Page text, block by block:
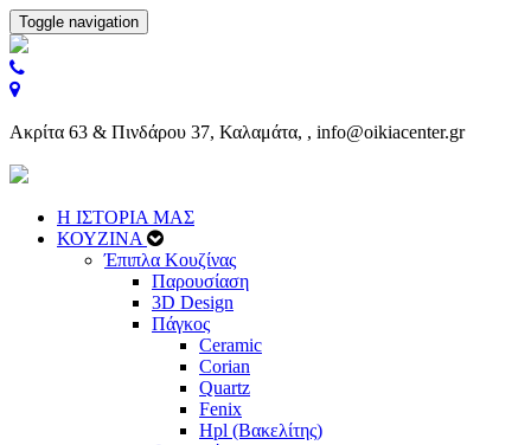
Toggle navigation
Ακρίτα 63 & Πινδάρου 37, Καλαμάτα, , info@oikiacenter.gr
Η ΙΣΤΟΡΙΑ ΜΑΣ
ΚΟΥΖΙΝΑ
Έπιπλα Κουζίνας
Παρουσίαση
3D Design
Πάγκος
Ceramic
Corian
Quartz
Fenix
Hpl (Βακελίτης)